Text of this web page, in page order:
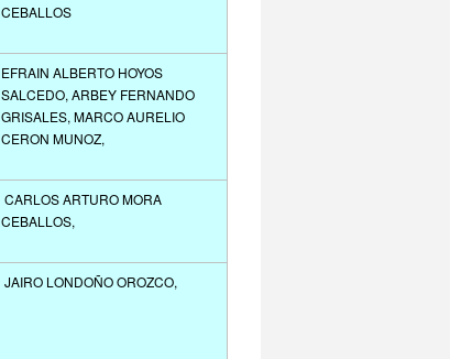
CEBALLOS
EFRAIN ALBERTO HOYOS
SALCEDO, ARBEY FERNANDO
GRISALES, MARCO AURELIO
CERON MUNOZ,
CARLOS ARTURO MORA
CEBALLOS,
JAIRO LONDOÑO OROZCO,